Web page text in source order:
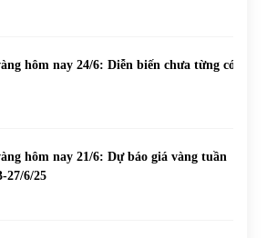
hôm nay 24/6: Diễn biến chưa từng có
hôm nay 21/6: Dự báo giá vàng tuần
27/6/25